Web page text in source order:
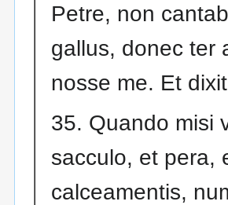
Petre, non
gallus, donec ter
nosse me. Et
35. Quando misi
sacculo, et pera,
calceamentis,